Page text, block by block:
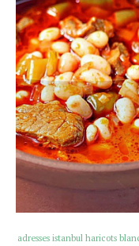
adresses istanbul haricots